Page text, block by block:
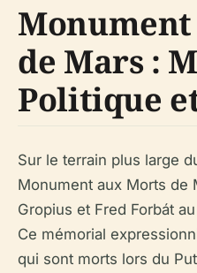
de Mars :
Politique
Sur le terrain plus large
Monument aux Morts de
Gropius et Fred Forbát
Ce mémorial
qui sont morts lors du